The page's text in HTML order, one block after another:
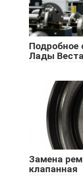
Подробное
Лады
Замена
клапанная